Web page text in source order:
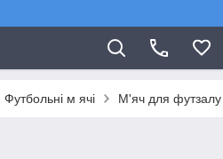
Футбольні м ячі М'яч для футзалу